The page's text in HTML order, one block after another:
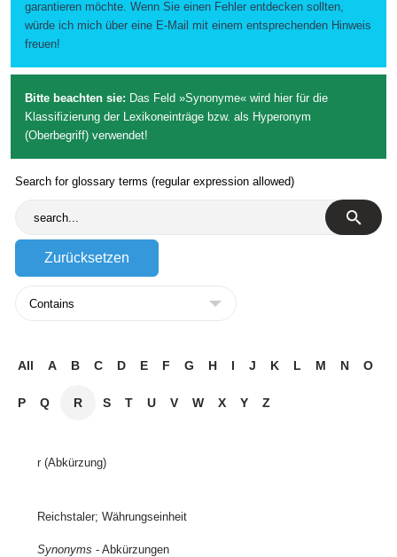
garantieren möchte. Wenn Sie einen Fehler entdecken sollten,
würde ich mich über eine E-Mail mit einem entsprechenden Hinweis
freuen!
Bitte beachten sie: Das Feld »Synonyme« wird hier für die
Klassifizierung der Lexikoneinträge bzw. als Hyperonym
(Oberbegriff) verwendet!
Search for glossary terms (regular expression allowed)
All A B C D E F G H I J K L M N O
P Q R S T U V W X Y Z
r (Abkürzung)
Reichstaler; Währungseinheit
Synonyms - Abkürzungen